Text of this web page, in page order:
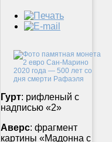
Гурт: рифленый с
надписью «2»
Аверс: фрагмент
картины «Мадонна с